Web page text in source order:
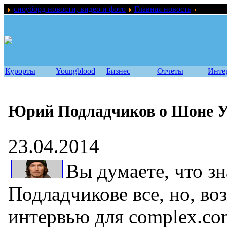
сноуборд новости, видео и фото Главная новость
Курорты Youngblood Бизнес Отчеты
Юрий Подладчиков о Шоне
23.04.2014
Вы думаете, что
Подладчикове все, но,
интервью для